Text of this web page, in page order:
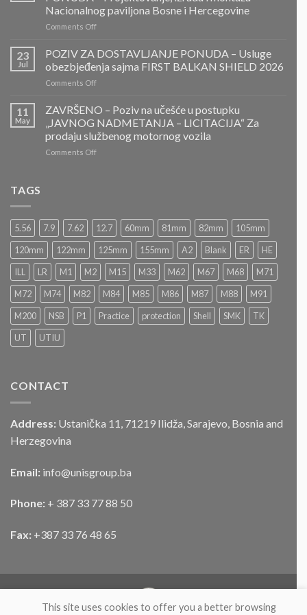
ZA
DOSTAVLJANJE
PONUDA
Nacionalnog paviljona Bosne i Hercegovine
Comments Offon
POZIV
ZA
DOSTAVLJANJE
PONUDA
Projektovanje,
izrada
montaža
Nacionalnog
23
Jul
POZIV ZA DOSTAVLJANJE PONUDA – Usluge
obezbjeđenja sajma FIRST BALKAN SHIELD 2026
Comments Offon
ZA
DOSTAVLJANJE
PONUDA
–
Usluge
2026
11
May
ZAVRŠENO – Poziv na učešće u postupku
„JAVNOG NADMETANJA – LICITACIJA“ Za
prodaju službenog motornog vozila
Comments Offon
u
postupku
„JAVNOG
NADMETANJA
–
LICITACIJA“
Za
prodaju
službenog
motornog
TAGS
5.56 7.9 7.62 12.7 60mm 81mm 82mm
105mm
120mm
122mm 125mm 155mm A2 Blank ER
HE
ILL
LR M1 M2 M15 M33 M62 M67 M68
M71
M72
M74 M82 M84 M85 M86 M87 M88
M91
M200
NSB P1 Practice protection Shell SMK
TK
UT
UTIU
CONTACT
Address: Ustanička 11, 71219 Ilidža, Sarajevo, Bosnia and
Herzegovina
Email: info@unisgroup.ba
Phone: + 387 33 77 88 50
Fax: +387 33 76 48 65
This site uses cookies to offer you a better browsing